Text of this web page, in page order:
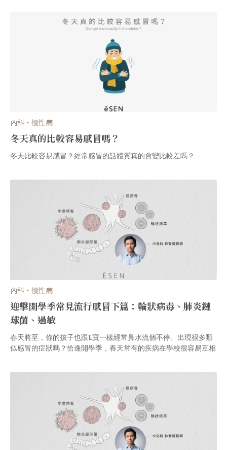
內科・慢性病
冬天真的比較容易感冒嗎？
冬天比較容易感冒？經常感冒的話體質真的會變比較差嗎？
內科・慢性病
迎擊開學季常見流行感冒下篇：輪狀病毒、肺炎鏈
球菌、過敏
春天將至，你的孩子也跟E寶一樣經常鼻水流個不停、出現很多類
似感冒的症狀嗎？恰逢開學季，春天常有的疾病在學校很容易互相